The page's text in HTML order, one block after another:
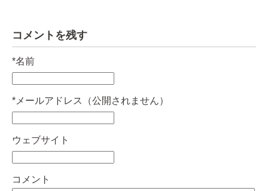
コメントを残す
*名前
* メールアドレス（公開されません）
ウェブサイト
コメント